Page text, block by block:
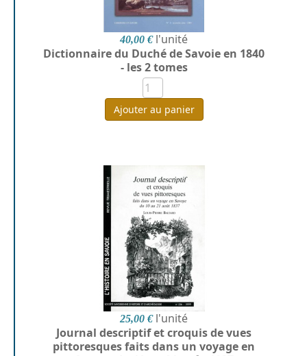
40,00 € l'unité
Dictionnaire du Duché de Savoie en 1840
- les 2 tomes
Ajouter au panier
25,00 € l'unité
Journal descriptif et croquis de vues
pittoresques faits dans un voyage en